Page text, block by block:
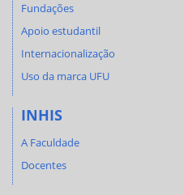
Fundações
Apoio estudantil
Internacionalização
Uso da marca UFU
INHIS
A Faculdade
Docentes